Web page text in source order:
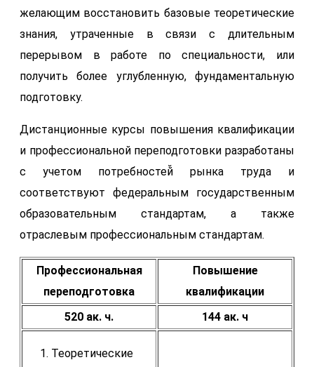
желающим восстановить базовые теоретические
знания, утраченные в связи с длительным
перерывом в работе по специальности, или
получить более углубленную, фундаментальную
подготовку.
Дистанционные курсы повышения квалификации
и профессиональной переподготовки разработаны
с учетом потребностей̆ рынка труда и
соответствуют федеральным государственным
образовательным стандартам, а также
отраслевым профессиональным стандартам.
Профессиональная
переподготовка
Повышение
квалификации
520 ак. ч.
144 ак. ч
Теоретические